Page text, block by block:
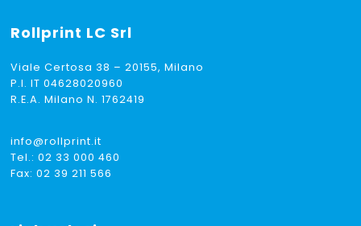
Rollprint LC Srl
Viale Certosa 38 – 20155, Milano
P.I. IT 04628020960
R.E.A. Milano N. 1762419
info@rollprint.it
Tel.:02 33 000 460
Fax: 02 39 211 566